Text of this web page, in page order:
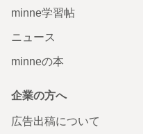
minne学習帖
ニュース
minneの本
企業の方へ
広告出稿について